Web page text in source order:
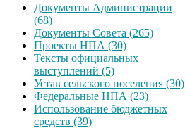
Документы Администрации
(68)
Документы Совета (265)
Проекты НПА (30)
Тексты официальных
выступлений (5)
Устав сельского поселения (30)
Федеральные НПА (23)
Использование бюджетных
средств (39)